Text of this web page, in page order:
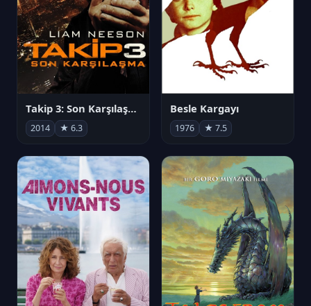
Takip 3: Son Karşılaşma
2014 ★ 6.3
Besle Kargayı
1976 ★ 7.5